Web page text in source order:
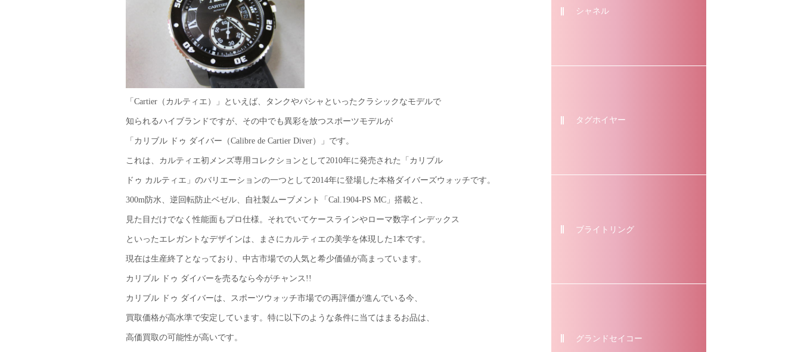
「Cartier（カルティエ）」といえば、タンクやパシャといったクラシックなモデルで
知られるハイブランドですが、その中でも異彩を放つスポーツモデルが
「カリブル ドゥ ダイバー（Calibre de Cartier Diver）」です。
これは、カルティエ初メンズ専用コレクションとして2010年に発売された「カリブル
ドゥ カルティエ」のバリエーションの一つとして2014年に登場した本格ダイバーズウォッチです。
300m防水、逆回転防止ベゼル、自社製ムーブメント「Cal.1904-PS MC」搭載と、
見た目だけでなく性能面もプロ仕様。それでいてケースラインやローマ数字インデックス
といったエレガントなデザインは、まさにカルティエの美学を体現した1本です。
現在は生産終了となっており、中古市場での人気と希少価値が高まっています。
カリブル ドゥ ダイバーを売るなら今がチャンス!!
カリブル ドゥ ダイバーは、スポーツウォッチ市場での再評価が進んでいる今、
買取価格が高水準で安定しています。特に以下のような条件に当てはまるお品は、
高価買取の可能性が高いです。
シャネル
タグホイヤー
ブライトリング
グランドセイコー